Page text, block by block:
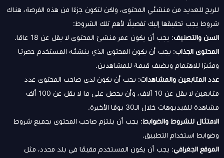
للربح للعديد من منشئي المحتوى، ولكن لتكون جزءًا من هذه الفرصة، هناك
شروط يجب تحقيقها إليك تفصيلًا لأهم تلك الشروط:
السن والتصنيف: يجب أن يكون عمر منشئ المحتوى لا يقل عن 18 عامًا.
المحتوى الجذاب: يجب أن يكون المحتوى الذي ينشئه المستخدم حصريًا
ومثيرًا للاهتمام ويضيف قيمة للمشاهدين.
عدد المتابعين والمشاهدات: يجب أن يكون لدى صاحب المحتوى عدد
متابعين لا يقل عن 10 آلاف، وأن يحصل على ما لا يقل عن 100 ألف
مشاهدة للفيديوهات خلال الـ30 يومًا الأخيرة.
الامتثال للشروط والضوابط: يجب أن يلتزم صاحب المحتوى بجميع شروط
وضوابط استخدام التطبيق.
الموقع الجغرافي: يجب أن يكون المستخدم مقيمًا في بلد محدد، مثل